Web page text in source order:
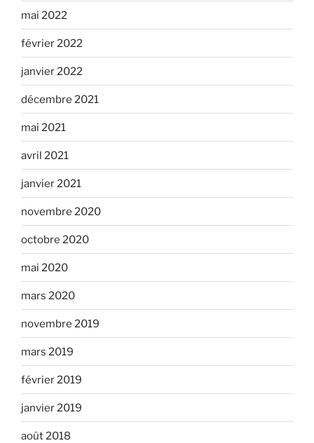
mai 2022
février 2022
janvier 2022
décembre 2021
mai 2021
avril 2021
janvier 2021
novembre 2020
octobre 2020
mai 2020
mars 2020
novembre 2019
mars 2019
février 2019
janvier 2019
août 2018